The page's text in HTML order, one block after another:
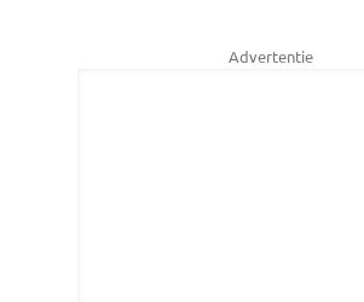
Advertentie